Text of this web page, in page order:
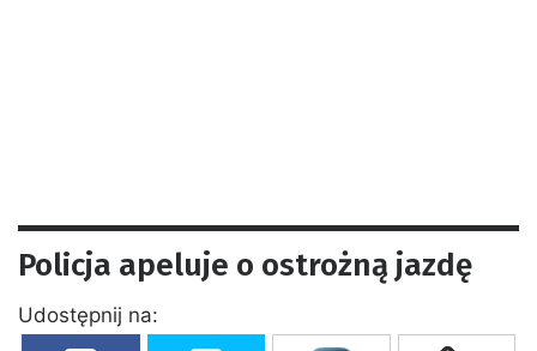
Policja apeluje o ostrożną jazdę
Udostępnij na: